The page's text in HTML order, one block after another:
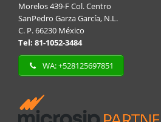
Morelos 439-F Col. Centro
SanPedro Garza García, N.L.
C. P. 66230 México
Tel: 81-1052-3484
WA: +528125697851